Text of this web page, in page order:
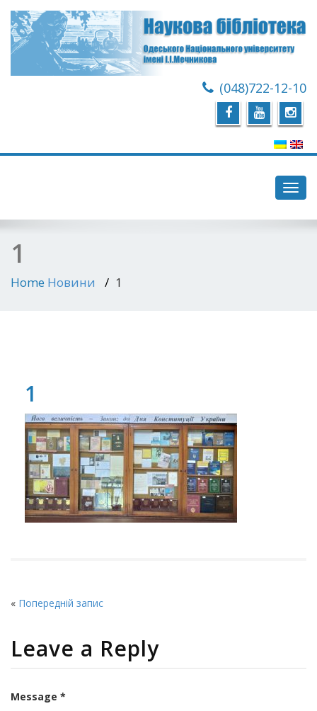
(048)722-12-10
1
Home Новини 1
1
« Попередній запис
Leave a Reply
Message *